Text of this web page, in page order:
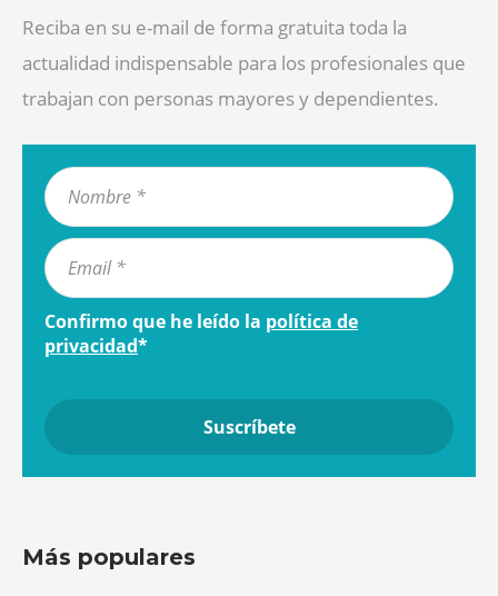
Reciba en su e-mail de forma gratuita toda la
actualidad indispensable para los profesionales que
trabajan con personas mayores y dependientes.
Confirmo que he leído la política de
privacidad*
Más populares